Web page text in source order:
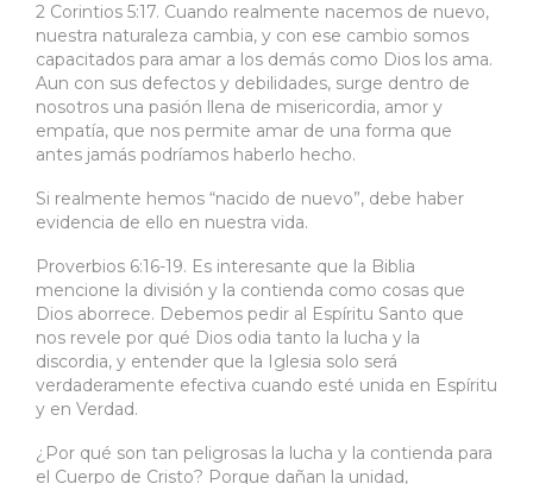
2 Corintios 5:17. Cuando realmente nacemos de nuevo,
nuestra naturaleza cambia, y con ese cambio somos
capacitados para amar a los demás como Dios los ama.
Aun con sus defectos y debilidades, surge dentro de
nosotros una pasión llena de misericordia, amor y
empatía, que nos permite amar de una forma que
antes jamás podríamos haberlo hecho.
Si realmente hemos “nacido de nuevo”, debe haber
evidencia de ello en nuestra vida.
Proverbios 6:16-19. Es interesante que la Biblia
mencione la división y la contienda como cosas que
Dios aborrece. Debemos pedir al Espíritu Santo que
nos revele por qué Dios odia tanto la lucha y la
discordia, y entender que la Iglesia solo será
verdaderamente efectiva cuando esté unida en Espíritu
y en Verdad.
¿Por qué son tan peligrosas la lucha y la contienda para
el Cuerpo de Cristo? Porque dañan la unidad,